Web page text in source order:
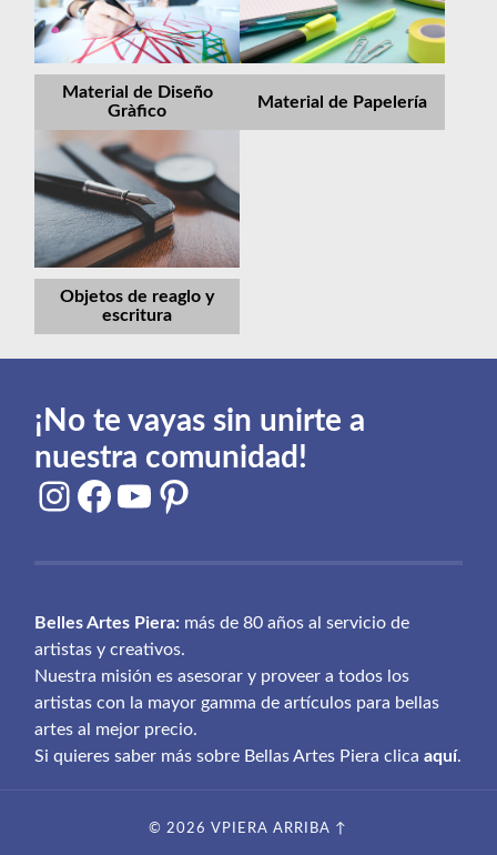
Material de Diseño
Gràfico
Material de Papelería
Objetos de reaglo y
escritura
¡No te vayas sin unirte a
nuestra comunidad!
Instagram
Facebook
YouTube
Pinterest
Belles Artes Piera: más de 80 años al servicio de
artistas y creativos.
Nuestra misión es asesorar y proveer a todos los
artistas con la mayor gamma de artículos para bellas
artes al mejor precio.
Si quieres saber más sobre Bellas Artes Piera clicaaquí.
© 2026VPIERA ARRIBA ↑